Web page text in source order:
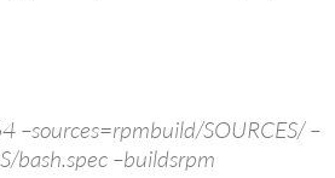
–sources=rpmbuild/SOURCES/ –
bash.spec –buildsrpm